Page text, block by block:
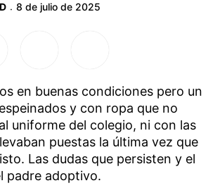
· 8 de julio de 2025
en buenas condiciones pero un
y con ropa que no
uniforme del colegio, ni con las
puestas la última vez que
Las dudas que persisten y el
padre adoptivo.